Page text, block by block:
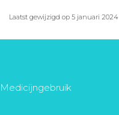
Laatst gewijzigd op 5 januari 2024